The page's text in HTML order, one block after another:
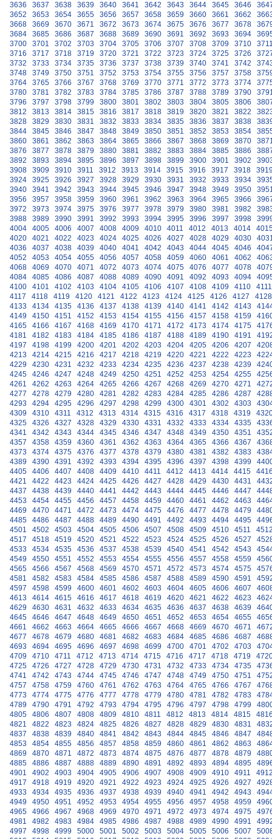
3636
3637 3638 3639 3640 3641 3642 3643 3644 3645 3646
3652
3653 3654 3655 3656 3657 3658 3659 3660 3661 3662
3668
3669 3670 3671 3672 3673 3674 3675 3676 3677 3678
3684
3685 3686 3687 3688 3689 3690 3691 3692 3693 3694
3700
3701 3702 3703 3704 3705 3706 3707 3708 3709 3710
3716
3717 3718 3719 3720 3721 3722 3723 3724 3725 3726
3732
3733 3734 3735 3736 3737 3738 3739 3740 3741 3742
3748
3749 3750 3751 3752 3753 3754 3755 3756 3757 3758
3764
3765 3766 3767 3768 3769 3770 3771 3772 3773 3774
3780
3781 3782 3783 3784 3785 3786 3787 3788 3789 3790
3796
3797 3798 3799 3800 3801 3802 3803 3804 3805 3806
3812
3813 3814 3815 3816 3817 3818 3819 3820 3821 3822
3828
3829 3830 3831 3832 3833 3834 3835 3836 3837 3838
3844
3845 3846 3847 3848 3849 3850 3851 3852 3853 3854
3860
3861 3862 3863 3864 3865 3866 3867 3868 3869 3870
3876
3877 3878 3879 3880 3881 3882 3883 3884 3885 3886
3892
3893 3894 3895 3896 3897 3898 3899 3900 3901 3902
3908
3909 3910 3911 3912 3913 3914 3915 3916 3917 3918
3924
3925 3926 3927 3928 3929 3930 3931 3932 3933 3934
3940
3941 3942 3943 3944 3945 3946 3947 3948 3949 3950
3956
3957 3958 3959 3960 3961 3962 3963 3964 3965 3966
3972
3973 3974 3975 3976 3977 3978 3979 3980 3981 3982
3988
3989 3990 3991 3992 3993 3994 3995 3996 3997 3998
4004
4005 4006 4007 4008 4009 4010 4011 4012 4013 4014
4020
4021 4022 4023 4024 4025 4026 4027 4028 4029 4030
4036
4037 4038 4039 4040 4041 4042 4043 4044 4045 4046
4052
4053 4054 4055 4056 4057 4058 4059 4060 4061 4062
4068
4069 4070 4071 4072 4073 4074 4075 4076 4077 4078
4084
4085 4086 4087 4088 4089 4090 4091 4092 4093 4094
4100
4101 4102 4103 4104 4105 4106 4107 4108 4109 4110
4111
4117
4118 4119 4120 4121 4122 4123 4124 4125 4126 4127
4128
4133
4134 4135 4136 4137 4138 4139 4140 4141 4142 4143
4149
4150 4151 4152 4153 4154 4155 4156 4157 4158 4159
4165
4166 4167 4168 4169 4170 4171 4172 4173 4174 4175
4181
4182 4183 4184 4185 4186 4187 4188 4189 4190 4191
4197
4198 4199 4200 4201 4202 4203 4204 4205 4206 4207
4213
4214 4215 4216 4217 4218 4219 4220 4221 4222 4223
4229
4230 4231 4232 4233 4234 4235 4236 4237 4238 4239
4245
4246 4247 4248 4249 4250 4251 4252 4253 4254 4255
4261
4262 4263 4264 4265 4266 4267 4268 4269 4270 4271
4277
4278 4279 4280 4281 4282 4283 4284 4285 4286 4287
4293
4294 4295 4296 4297 4298 4299 4300 4301 4302 4303
4309
4310 4311 4312 4313 4314 4315 4316 4317 4318 4319
4325
4326 4327 4328 4329 4330 4331 4332 4333 4334 4335
4341
4342 4343 4344 4345 4346 4347 4348 4349 4350 4351
4357
4358 4359 4360 4361 4362 4363 4364 4365 4366 4367
4373
4374 4375 4376 4377 4378 4379 4380 4381 4382 4383
4389
4390 4391 4392 4393 4394 4395 4396 4397 4398 4399
4405
4406 4407 4408 4409 4410 4411 4412 4413 4414 4415
4421
4422 4423 4424 4425 4426 4427 4428 4429 4430 4431
4437
4438 4439 4440 4441 4442 4443 4444 4445 4446 4447
4453
4454 4455 4456 4457 4458 4459 4460 4461 4462 4463
4469
4470 4471 4472 4473 4474 4475 4476 4477 4478 4479
4485
4486 4487 4488 4489 4490 4491 4492 4493 4494 4495
4501
4502 4503 4504 4505 4506 4507 4508 4509 4510 4511
4517
4518 4519 4520 4521 4522 4523 4524 4525 4526 4527
4533
4534 4535 4536 4537 4538 4539 4540 4541 4542 4543
4549
4550 4551 4552 4553 4554 4555 4556 4557 4558 4559
4565
4566 4567 4568 4569 4570 4571 4572 4573 4574 4575
4581
4582 4583 4584 4585 4586 4587 4588 4589 4590 4591
4597
4598 4599 4600 4601 4602 4603 4604 4605 4606 4607
4613
4614 4615 4616 4617 4618 4619 4620 4621 4622 4623
4629
4630 4631 4632 4633 4634 4635 4636 4637 4638 4639
4645
4646 4647 4648 4649 4650 4651 4652 4653 4654 4655
4661
4662 4663 4664 4665 4666 4667 4668 4669 4670 4671
4677
4678 4679 4680 4681 4682 4683 4684 4685 4686 4687
4693
4694 4695 4696 4697 4698 4699 4700 4701 4702 4703
4709
4710 4711 4712 4713 4714 4715 4716 4717 4718 4719
4725
4726 4727 4728 4729 4730 4731 4732 4733 4734 4735
4741
4742 4743 4744 4745 4746 4747 4748 4749 4750 4751
4757
4758 4759 4760 4761 4762 4763 4764 4765 4766 4767
4773
4774 4775 4776 4777 4778 4779 4780 4781 4782 4783
4789
4790 4791 4792 4793 4794 4795 4796 4797 4798 4799
4805
4806 4807 4808 4809 4810 4811 4812 4813 4814 4815
4821
4822 4823 4824 4825 4826 4827 4828 4829 4830 4831
4837
4838 4839 4840 4841 4842 4843 4844 4845 4846 4847
4853
4854 4855 4856 4857 4858 4859 4860 4861 4862 4863
4869
4870 4871 4872 4873 4874 4875 4876 4877 4878 4879
4885
4886 4887 4888 4889 4890 4891 4892 4893 4894 4895
4901
4902 4903 4904 4905 4906 4907 4908 4909 4910 4911
4917
4918 4919 4920 4921 4922 4923 4924 4925 4926 4927
4933
4934 4935 4936 4937 4938 4939 4940 4941 4942 4943
4949
4950 4951 4952 4953 4954 4955 4956 4957 4958 4959
4965
4966 4967 4968 4969 4970 4971 4972 4973 4974 4975
4981
4982 4983 4984 4985 4986 4987 4988 4989 4990 4991
4997
4998 4999 5000 5001 5002 5003 5004 5005 5006 5007